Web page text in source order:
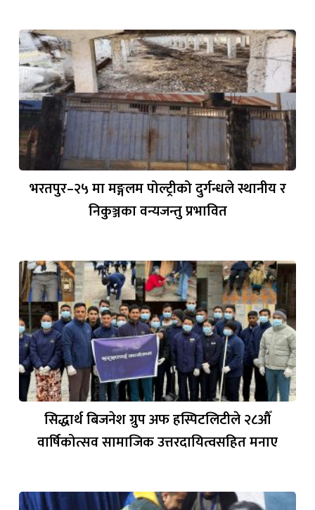
भरतपुर–२५ मा मङ्गलम पोल्ट्रीको दुर्गन्धले स्थानीय र
निकुञ्जका वन्यजन्तु प्रभावित
सिद्धार्थ बिजनेश ग्रुप अफ हस्पिटलिटीले २८औँ
वार्षिकोत्सव सामाजिक उत्तरदायित्वसहित मनाए